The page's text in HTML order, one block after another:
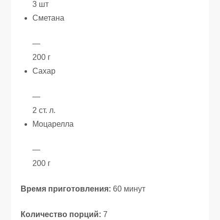
3 шт
Сметана
—
200 г
Сахар
—
2 ст. л.
Моцарелла
—
200 г
Время приготовления: 60 минут
Количество порций: 7